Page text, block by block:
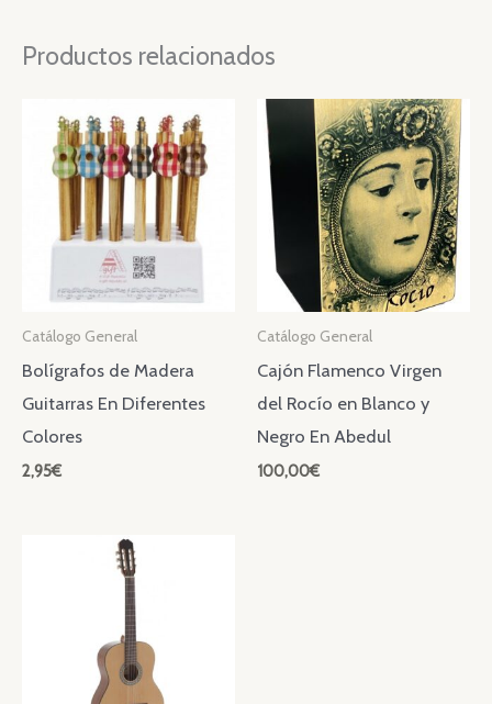
Productos relacionados
Catálogo General
Bolígrafos de Madera
Guitarras En Diferentes
Colores
2,95€
Catálogo General
Cajón Flamenco Virgen
del Rocío en Blanco y
Negro En Abedul
100,00€